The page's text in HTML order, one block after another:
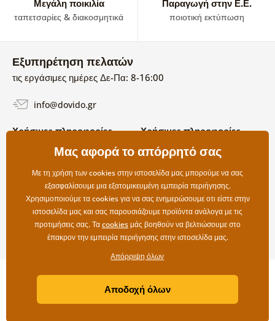
Μεγάλη ποικιλία
ταπετσαρίες & διακοσμητικά
Παραγωγή στην Ε.Ε.
ποιοτική εκτύπωση
Εξυπηρέτηση πελατών
τις εργάσιμες ημέρες Δε-Πα: 8-16:00
info@dovido.gr
Χρήσιμες πληροφορίες
Όροι χρήσης και επιστροφών
Επιλογές αποστολής και
πληρωμής
Επιστροφές
Χρήσιμες πληροφορίες
Σχετικά με εμάς
Συχνές Ερωτήσεις
Επικοινωνία
Copyright ©2019 © Dovido.gr.
Litvanyi.sk| Το e-shop δημιουργήθηκε από
Μας αφορά το απόρρητό σας
Με τη χρήση των cookies στην ιστοσελίδα μας μπορούμε να σας
εξασφαλίσουμε μια εξατομικευμένη εμπειρία περιήγησης.
Χρησιμοποιούμε τα cookies για να σας ενημερώσουμε οτι είστε στην
ιστοσελίδα μας και σας παρουσιάζουμε προϊόντα ανάλογα με τις
προτιμήσεις σας. Ταcookiesμάς βοηθούν να βελτιώσουμε στο
έπακρον την εμπειρία περιήγησης στην ιστοσελίδα μας.
Απόρριψη όλων
Αποδοχή όλων